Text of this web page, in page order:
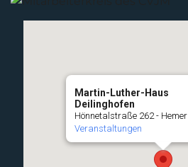
Martin-Luther-Haus
Deilinghofen
Hönnetalstraße 262 - Hemer
Veranstaltungen